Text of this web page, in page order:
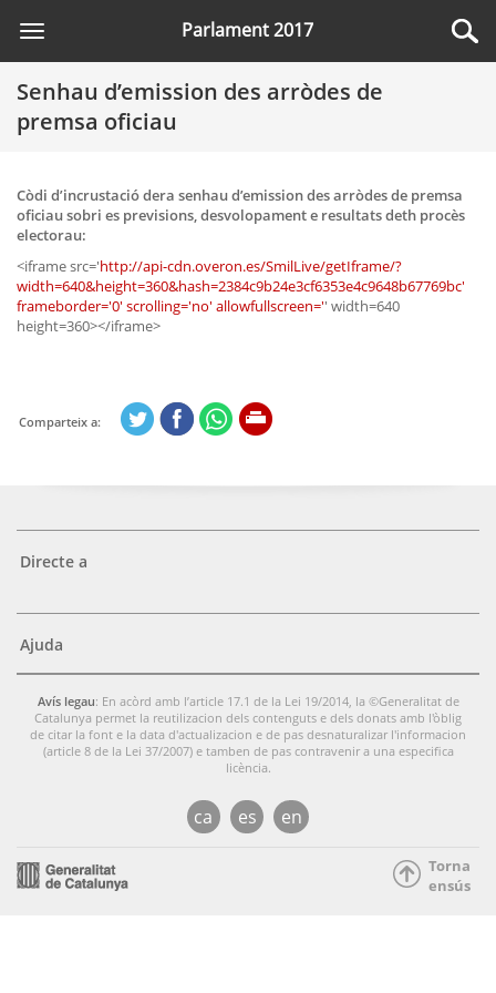
Toggle
navigation
Parlament 2017
Senhau d’emission des arròdes de
premsa oficiau
Còdi d’incrustació dera senhau d’emission des arròdes de premsa
oficiau sobri es previsions, desvolopament e resultats deth procès
electorau:
<iframe src='http://api-cdn.overon.es/SmilLive/getIframe/?
width=640&height=360&hash=2384c9b24e3cf6353e4c9648b67769bc'
frameborder='0' scrolling='no' allowfullscreen='' width=640
height=360></iframe>
Comparteix a:
Directe a
Ajuda
Avís legau: En acòrd amb l’article 17.1 de la Lei 19/2014, la ©Generalitat de
Catalunya permet la reutilizacion dels contenguts e dels donats amb l'òblig
de citar la font e la data d'actualizacion e de pas desnaturalizar l'informacion
(article 8 de la Lei 37/2007) e tamben de pas contravenir a una especifica
licència.
ca es en
Torna
ensús